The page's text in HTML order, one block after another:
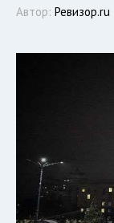
Автор: Ревизор.ru